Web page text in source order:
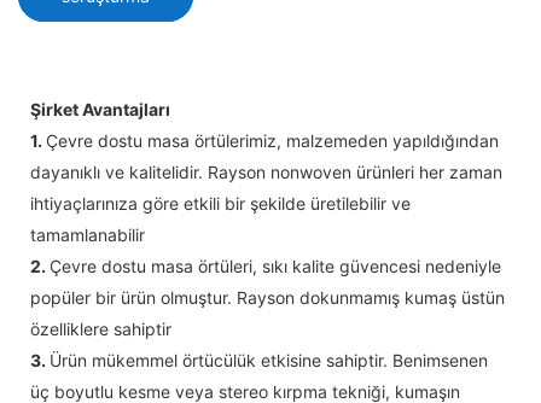
Şirket Avantajları
1. Çevre dostu masa örtülerimiz, malzemeden yapıldığından
dayanıklı ve kalitelidir. Rayson nonwoven ürünleri her zaman
ihtiyaçlarınıza göre etkili bir şekilde üretilebilir ve
tamamlanabilir
2. Çevre dostu masa örtüleri, sıkı kalite güvencesi nedeniyle
popüler bir ürün olmuştur. Rayson dokunmamış kumaş üstün
özelliklere sahiptir
3. Ürün mükemmel örtücülük etkisine sahiptir. Benimsenen
üç boyutlu kesme veya stereo kırpma tekniği, kumaşın